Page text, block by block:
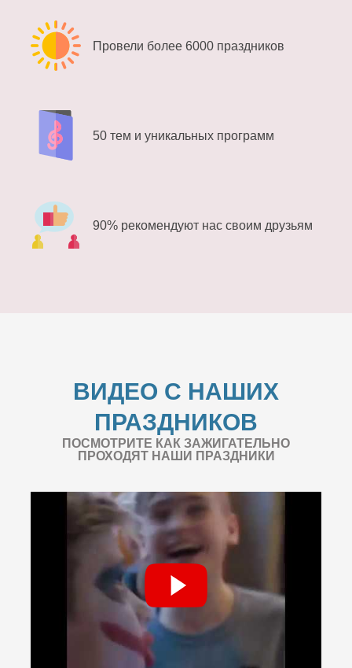
Провели более 6000 праздников
50 тем и уникальных программ
90% рекомендуют нас своим друзьям
ВИДЕО С НАШИХ
ПРАЗДНИКОВ
ПОСМОТРИТЕ КАК ЗАЖИГАТЕЛЬНО
ПРОХОДЯТ НАШИ ПРАЗДНИКИ